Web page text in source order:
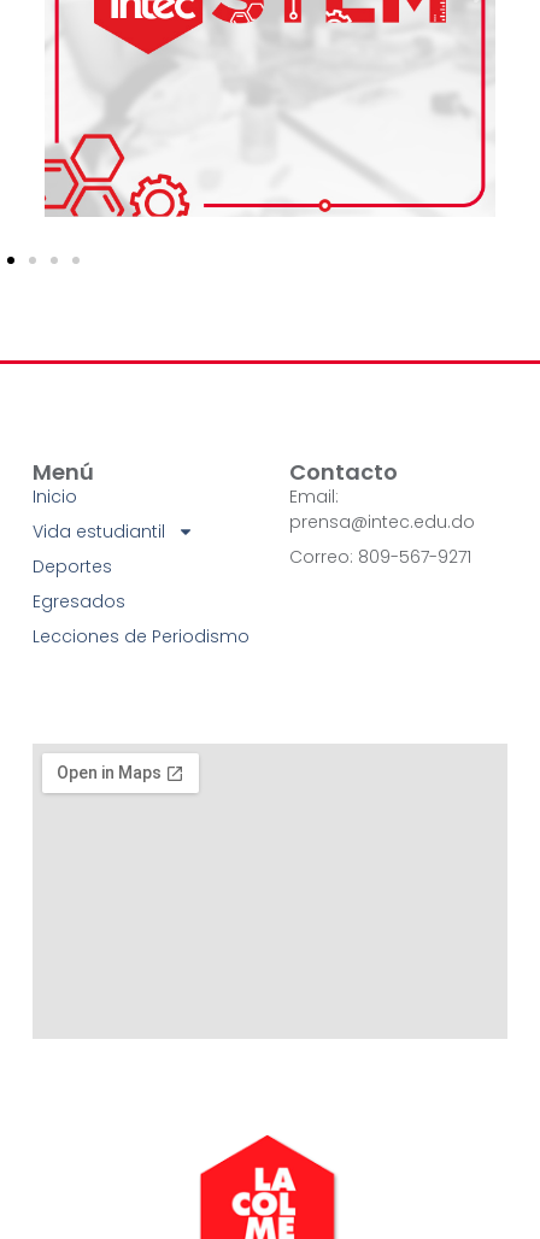
Menú
Inicio
Vida estudiantil
Deportes
Egresados
Lecciones de Periodismo
Contacto
Email:
prensa@intec.edu.do
Correo: 809-567-9271